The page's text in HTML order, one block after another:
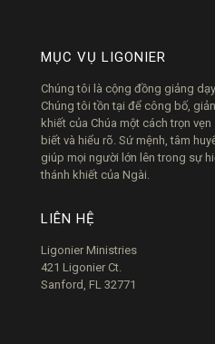
MỤC VỤ LIGONIER
Chúng tôi là cộng đồng giảng
Chúng tôi tồn tại để công bố,
khiết của Chúa một cách trọn
biết và hiểu rõ. Sứ mệnh, tâm
giúp mọi người lớn lên trong sự
thánh khiết của Ngài.
LIÊN HỆ
Ligonier Ministries
421 Ligonier Ct.
Sanford, FL 32771